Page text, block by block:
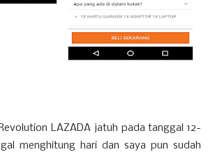
LAZADA jatuh pada tanggal 12-
menghitung hari dan saya pun sudah